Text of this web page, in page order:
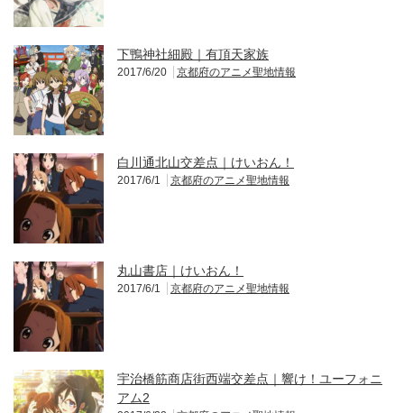
下鴨神社細殿｜有頂天家族
2017/6/20 京都府のアニメ聖地情報
白川通北山交差点｜けいおん！
2017/6/1 京都府のアニメ聖地情報
丸山書店｜けいおん！
2017/6/1 京都府のアニメ聖地情報
宇治橋筋商店街西端交差点｜響け！ユーフォニ
アム2